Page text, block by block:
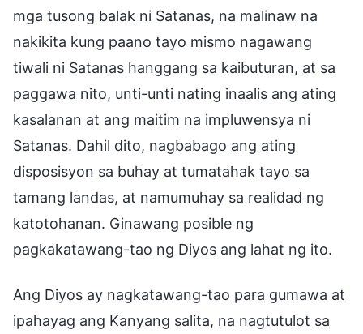
mga tusong balak ni Satanas, na malinaw na
nakikita kung paano tayo mismo nagawang
tiwali ni Satanas hanggang sa kaibuturan, at sa
paggawa nito, unti-unti nating inaalis ang ating
kasalanan at ang maitim na impluwensya ni
Satanas. Dahil dito, nagbabago ang ating
disposisyon sa buhay at tumatahak tayo sa
tamang landas, at namumuhay sa realidad ng
katotohanan. Ginawang posible ng
pagkakatawang-tao ng Diyos ang lahat ng ito.
Ang Diyos ay nagkatawang-tao para gumawa at
ipahayag ang Kanyang salita, na nagtutulot sa